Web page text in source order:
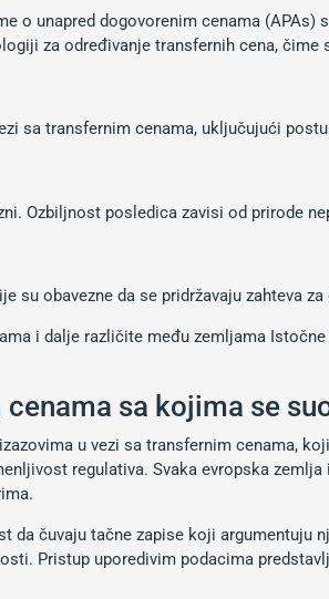
o unapred dogovorenim cenama
za određivanje transfernih cena, čime
sa transfernim cenama, uključujući
Ozbiljnost posledica zavisi od prirode
obavezne da se pridržavaju zahteva
i dalje različite među zemljama
sa kojima se
u vezi sa transfernim cenama,
regulativa. Svaka evropska
čuvaju tačne zapise koji argumentuju
Pristup uporedivim podacima